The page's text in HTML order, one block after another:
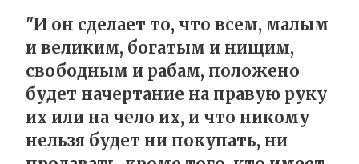
"И он сделает то, что всем, малым
и великим, богатым и нищим,
свободным и рабам, положено
будет начертание на правую руку
их или на чело их, и что никому
нельзя будет ни покупать, ни